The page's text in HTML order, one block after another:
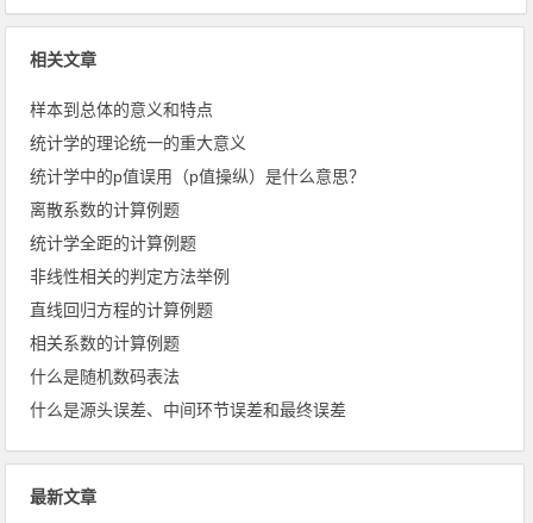
相关文章
样本到总体的意义和特点
统计学的理论统一的重大意义
统计学中的p值误用（p值操纵）是什么意思？
离散系数的计算例题
统计学全距的计算例题
非线性相关的判定方法举例
直线回归方程的计算例题
相关系数的计算例题
什么是随机数码表法
什么是源头误差、中间环节误差和最终误差
最新文章